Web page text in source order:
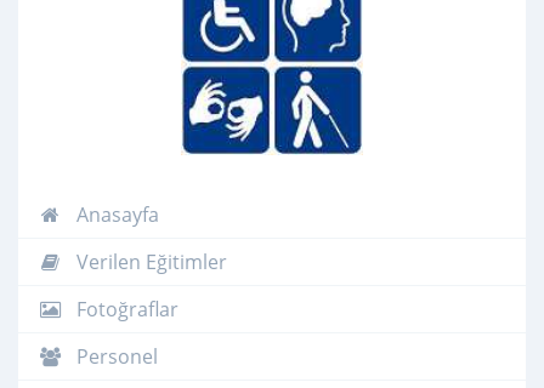
Anasayfa
Verilen Eğitimler
Fotoğraflar
Personel